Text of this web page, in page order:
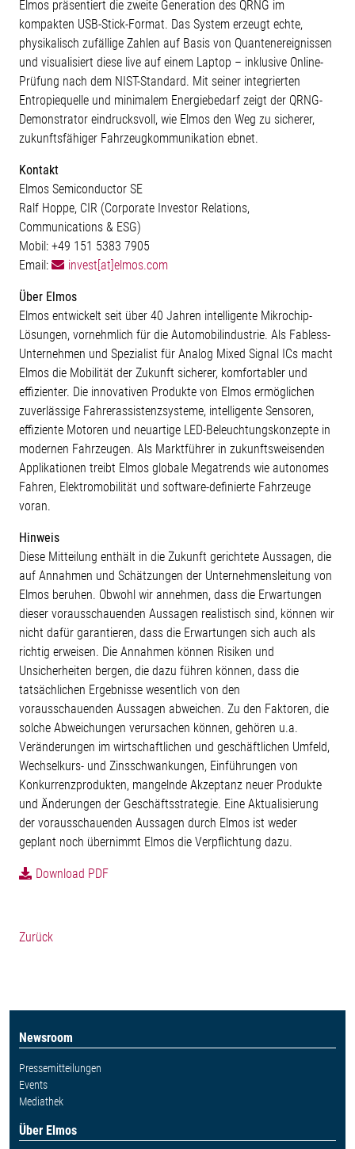
Elmos präsentiert die zweite Generation des QRNG im
kompakten USB-Stick-Format. Das System erzeugt echte,
physikalisch zufällige Zahlen auf Basis von Quantenereignissen
und visualisiert diese live auf einem Laptop – inklusive Online-
Prüfung nach dem NIST-Standard. Mit seiner integrierten
Entropiequelle und minimalem Energiebedarf zeigt der QRNG-
Demonstrator eindrucksvoll, wie Elmos den Weg zu sicherer,
zukunftsfähiger Fahrzeugkommunikation ebnet.
Kontakt
Elmos Semiconductor SE
Ralf Hoppe, CIR (Corporate Investor Relations,
Communications & ESG)
Mobil: +49 151 5383 7905
Email:
invest[at]elmos.com
Über Elmos
Elmos entwickelt seit über 40 Jahren intelligente Mikrochip-
Lösungen, vornehmlich für die Automobilindustrie. Als Fabless-
Unternehmen und Spezialist für Analog Mixed Signal ICs macht
Elmos die Mobilität der Zukunft sicherer, komfortabler und
effizienter. Die innovativen Produkte von Elmos ermöglichen
zuverlässige Fahrerassistenzsysteme, intelligente Sensoren,
effiziente Motoren und neuartige LED-Beleuchtungskonzepte in
modernen Fahrzeugen. Als Marktführer in zukunftsweisenden
Applikationen treibt Elmos globale Megatrends wie autonomes
Fahren, Elektromobilität und software-definierte Fahrzeuge
voran.
Hinweis
Diese Mitteilung enthält in die Zukunft gerichtete Aussagen, die
auf Annahmen und Schätzungen der Unternehmensleitung von
Elmos beruhen. Obwohl wir annehmen, dass die Erwartungen
dieser vorausschauenden Aussagen realistisch sind, können wir
nicht dafür garantieren, dass die Erwartungen sich auch als
richtig erweisen. Die Annahmen können Risiken und
Unsicherheiten bergen, die dazu führen können, dass die
tatsächlichen Ergebnisse wesentlich von den
vorausschauenden Aussagen abweichen. Zu den Faktoren, die
solche Abweichungen verursachen können, gehören u.a.
Veränderungen im wirtschaftlichen und geschäftlichen Umfeld,
Wechselkurs- und Zinsschwankungen, Einführungen von
Konkurrenzprodukten, mangelnde Akzeptanz neuer Produkte
und Änderungen der Geschäftsstrategie. Eine Aktualisierung
der vorausschauenden Aussagen durch Elmos ist weder
geplant noch übernimmt Elmos die Verpflichtung dazu.
Download PDF
Zurück
Newsroom
Pressemitteilungen
Events
Mediathek
Über Elmos